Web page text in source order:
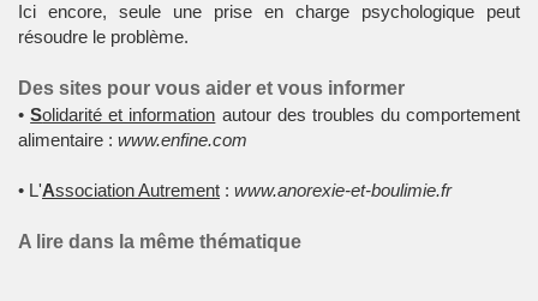
Ici encore, seule une prise en charge psychologique peut
résoudre le problème.
Des sites pour vous aider et vous informer
•Solidarité et information autour des troubles du comportement
alimentaire : www.enfine.com
• L'Association Autrement : www.anorexie-et-boulimie.fr
A lire dans la même thématique